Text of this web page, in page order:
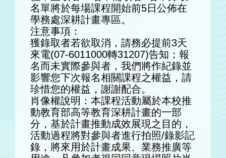
名單將於每場課程開始前5日公佈在
學務處深耕計畫專區。
注意事項：
獲錄取者若欲取消，請務必提前3天
來電(07-6011000轉31207)告知；報
名而未實際參與者，我們將作紀錄並
影響您下次報名相關課程之權益，請
珍惜您的權益，謝謝配合。
肖像權說明：本課程活動屬於本校推
動教育部高等教育深耕計畫的一部
分，基於計畫推動成效展現之目的，
活動過程將對參與者進行拍照/錄影記
錄，將來用於計畫成果、業務推廣等